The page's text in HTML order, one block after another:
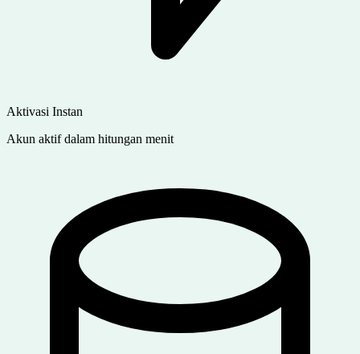
Aktivasi Instan
Akun aktif dalam hitungan menit